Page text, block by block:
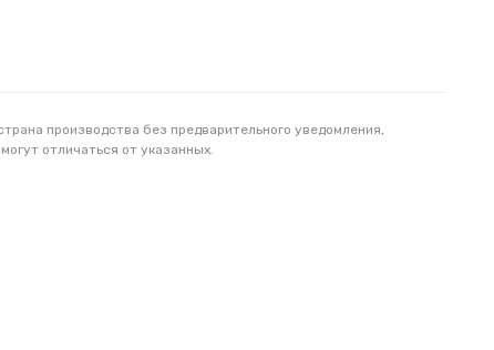
производства без предварительного уведомления,
отличаться от указанных.